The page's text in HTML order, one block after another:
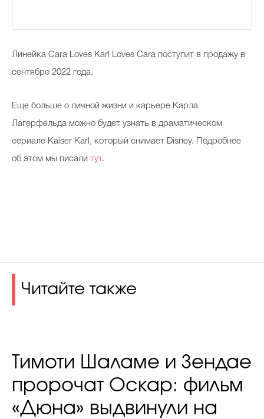
Линейка Cara Loves Karl Loves Cara поступит в продажу в
сентябре 2022 года.
Еще больше о личной жизни и карьере Карла
Лагерфельда можно будет узнать в драматическом
сериале Kaiser Karl, который снимает Disney. Подробнее
об этом мы писали тут.
Читайте также
Тимоти Шаламе и Зендае
пророчат Оскар: фильм
«Дюна» выдвинули на